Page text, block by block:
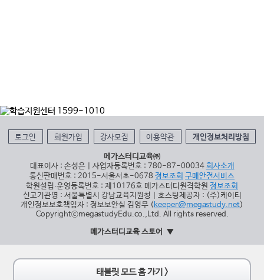
로그인 회원가입 강사모집 이용약관 개인정보처리방침
메가스터디교육㈜
대표이사 : 손성은 | 사업자등록번호 : 780-87-00034 회사소개
통신판매번호 : 2015-서울서초-0678 정보조회 구매안전서비스
학원설립∙운영등록번호 : 제10176호 메가스터디원격학원 정보조회
신고기관명 : 서울특별시 강남교육지원청 | 호스팅제공자 : (주)케이티
개인정보보호책임자 : 정보보안실 김영무 (keeper@megastudy.net)
CopyrightⓒmegastudyEdu.co.,Ltd. All rights reserved.
메가스터디교육 스토어
태블릿 모드 홈 가기 >